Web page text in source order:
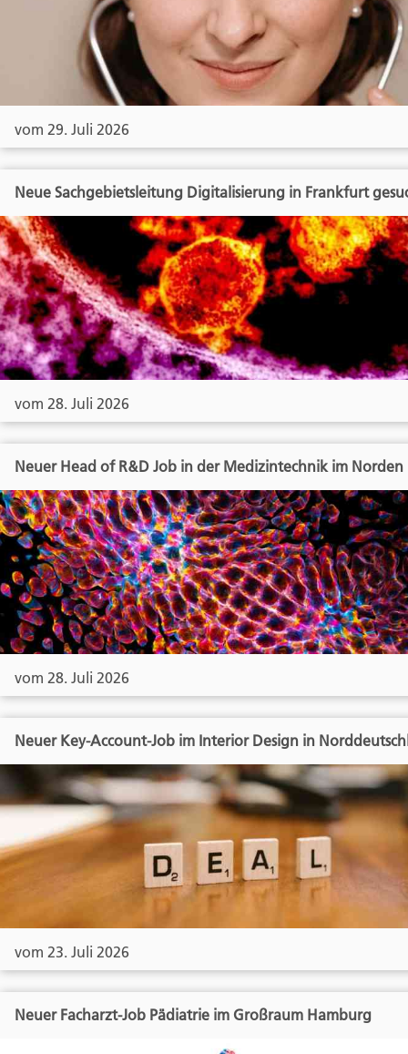
vom 29. Juli 2026
Neue Sachgebietsleitung Digitalisierung in Frankfurt
vom 28. Juli 2026
Neuer Head of R&D Job in der Medizintechnik im Norden
vom 28. Juli 2026
Neuer Key-Account-Job im Interior Design in
vom 23. Juli 2026
Neuer Facharzt-Job Pädiatrie im Großraum Hamburg